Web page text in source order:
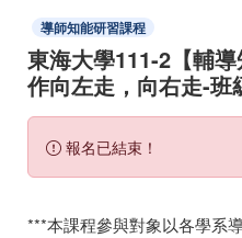
導師知能研習課程
東海大學111-2【輔
作向左走，向右走-班
報名已結束！
***本課程參與對象以各學系